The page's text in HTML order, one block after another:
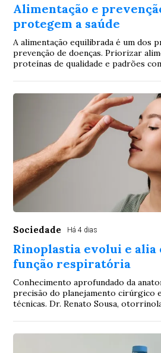
Alimentação e
protegem a saúde
A alimentação equilibrada é um dos
prevenção de doenças. Priorizar
proteínas de qualidade e padrões
Sociedade Há 4 dias
Rinoplastia evolui e alia
função respiratória
Conhecimento aprofundado da
precisão do planejamento cirúrgico
técnicas. Dr. Renato Sousa,